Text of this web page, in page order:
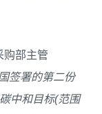
购部主管
签署的第二份
中和目标(范围